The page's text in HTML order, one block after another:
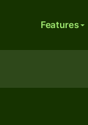
Features